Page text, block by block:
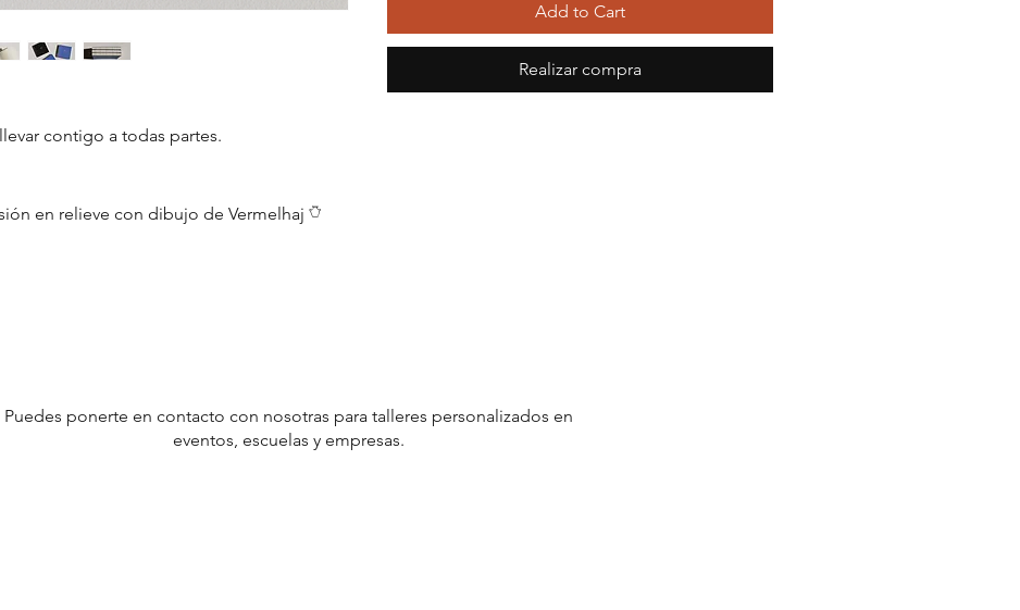
contigo a todas partes.
en relieve con dibujo de Vermelhaj 𓏋
Add to Cart
Realizar compra
Puedes ponerte en contacto con nosotras para talleres personalizados en
eventos, escuelas y empresas.